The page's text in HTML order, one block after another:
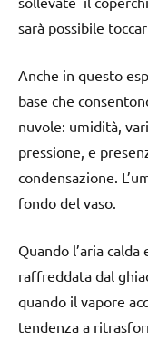
sarà possibile
Anche in questo
base che
nuvole: umidità,
pressione, e
condensazione.
fondo del vaso.
Quando l’aria
raffreddata dal
quando il vapore
tendenza a